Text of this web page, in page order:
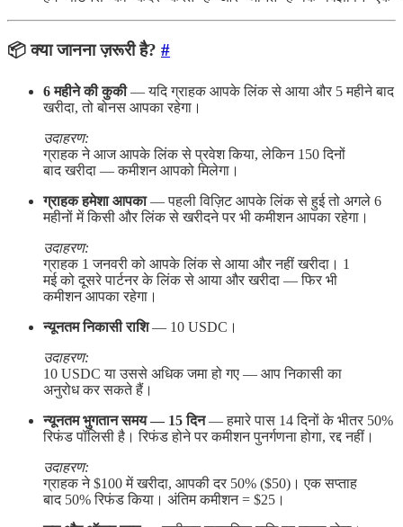
📦क्या जानना ज़रूरी है? #
6 महीने की कुकी— यदि ग्राहक आपके लिंक से आया और 5 महीने बाद
खरीदा, तो बोनस आपका रहेगा।
उदाहरण:
ग्राहक ने आज आपके लिंक से प्रवेश किया, लेकिन 150 दिनों
बाद खरीदा — कमीशन आपको मिलेगा।
ग्राहक हमेशा आपका— पहली विज़िट आपके लिंक से हुई तो अगले 6
महीनों में किसी और लिंक से खरीदने पर भी कमीशन आपका रहेगा।
उदाहरण:
ग्राहक 1 जनवरी को आपके लिंक से आया और नहीं खरीदा। 1
मई को दूसरे पार्टनर के लिंक से आया और खरीदा — फिर भी
कमीशन आपका रहेगा।
न्यूनतम निकासी राशि— 10 USDC।
उदाहरण:
10 USDC या उससे अधिक जमा हो गए — आप निकासी का
अनुरोध कर सकते हैं।
न्यूनतम भुगतान समय — 15 दिन— हमारे पास 14 दिनों के भीतर 50%
रिफंड पॉलिसी है। रिफंड होने पर कमीशन पुनर्गणना होगा, रद्द नहीं।
उदाहरण:
ग्राहक ने $100 में खरीदा, आपकी दर 50% ($50)। एक सप्ताह
बाद 50% रिफंड किया। अंतिम कमीशन = $25।